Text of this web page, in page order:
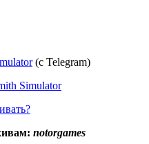
(c Telegram)
Simulator
notorgames